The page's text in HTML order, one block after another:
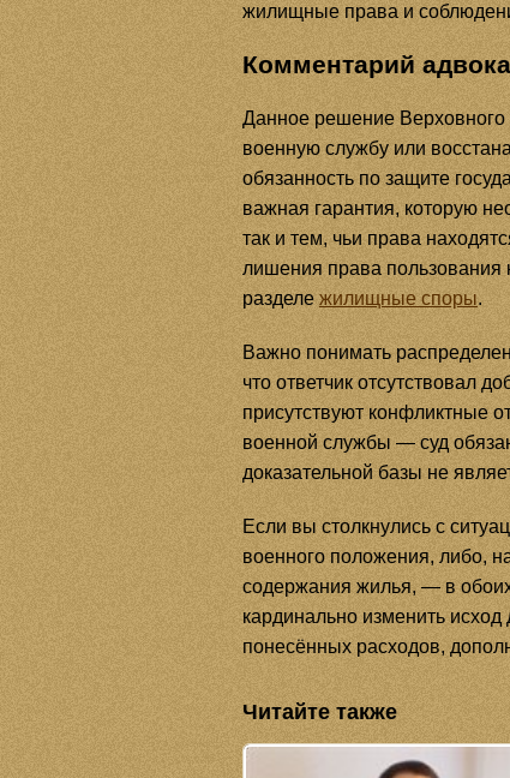
жилищные права и
Комментарий
Данное решение Верховного
военную службу или
обязанность по защите
важная гарантия, которую
так и тем, чьи права
лишения права пользования
раздележилищные споры.
Важно понимать
что ответчик отсутствовал
присутствуют конфликтные
военной службы — суд
доказательной базы не
Если вы столкнулись с
военного положения, либо,
содержания жилья, — в
кардинально изменить
понесённых расходов,
Читайте также